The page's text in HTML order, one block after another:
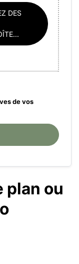
DES
de vos
plan ou